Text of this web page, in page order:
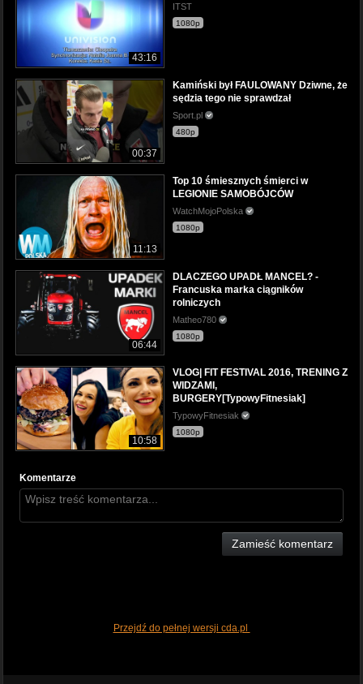
43:16
ITST
1080p
00:37
Kamiński był FAULOWANY Dziwne, że
sędzia tego nie sprawdzał
Sport.pl
480p
11:13
Top 10 śmiesznych śmierci w
LEGIONIE SAMOBÓJCÓW
WatchMojoPolska
1080p
06:44
DLACZEGO UPADŁ MANCEL? -
Francuska marka ciągników
rolniczych
Matheo780
1080p
10:58
VLOG| FIT FESTIVAL 2016, TRENING Z
WIDZAMI,
BURGERY[TypowyFitnesiak]
TypowyFitnesiak
1080p
Komentarze
Zamieść komentarz
Przejdź do pełnej wersji cda.pl